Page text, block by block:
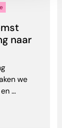
naar
we
...